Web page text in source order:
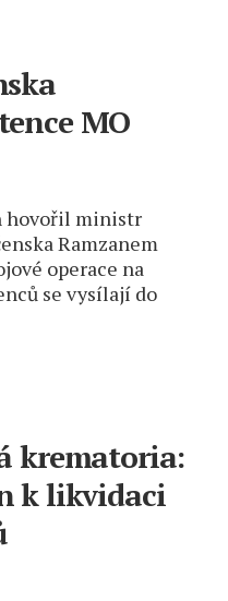
MO
hovořil ministr
Ramzanem
operace na
se vysílají do
krematoria:
k likvidaci